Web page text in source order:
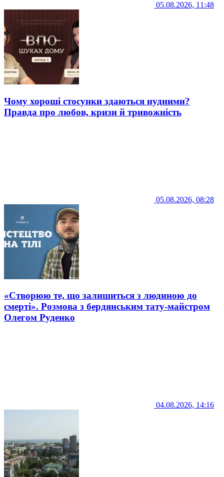
05.08.2026, 11:48
Чому хороші стосунки здаються нудними?
Правда про любов, кризи й тривожність
05.08.2026, 08:28
«Створюю те, що залишиться з людиною до
смерті». Розмова з бердянським тату-майстром
Олегом Руденко
04.08.2026, 14:16